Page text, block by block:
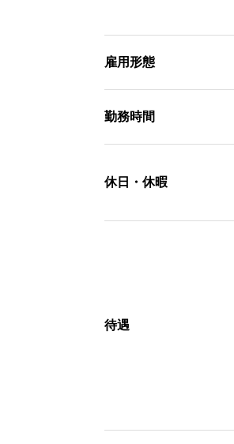
雇用形態
勤務時間
休日・休暇
待遇